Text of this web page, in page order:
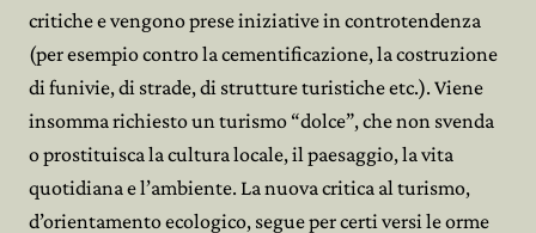
critiche e vengono prese iniziative in controtendenza
(per esempio contro la cementificazione, la costruzione
di funivie, di strade, di strutture turistiche etc.). Viene
insomma richiesto un turismo “dolce”, che non svenda
o prostituisca la cultura locale, il paesaggio, la vita
quotidiana e l’ambiente. La nuova critica al turismo,
d’orientamento ecologico, segue per certi versi le orme